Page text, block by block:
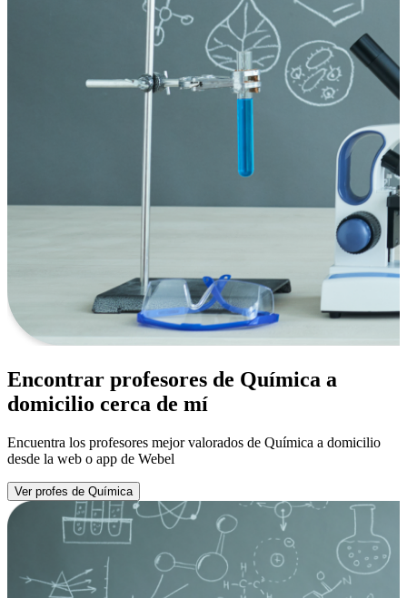
Encontrar profesores de Química a
domicilio cerca de mí
Encuentra los profesores mejor valorados de Química a domicilio
desde la web o app de Webel
Ver profes de Química